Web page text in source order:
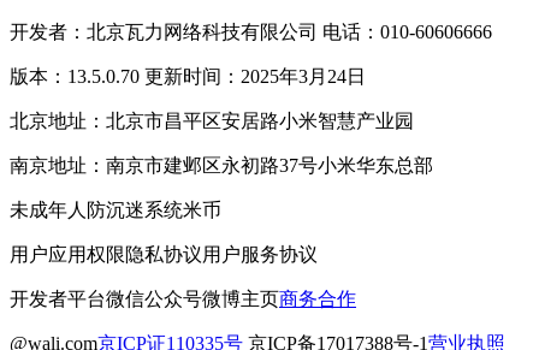
开发者：北京瓦力网络科技有限公司 电话：010-60606666
版本：13.5.0.70 更新时间：2025年3月24日
北京地址：北京市昌平区安居路小米智慧产业园
南京地址：南京市建邺区永初路37号小米华东总部
未成年人防沉迷系统米币
用户应用权限隐私协议用户服务协议
开发者平台微信公众号微博主页商务合作
@wali.com京ICP证110335号 京ICP备17017388号-1营业执照